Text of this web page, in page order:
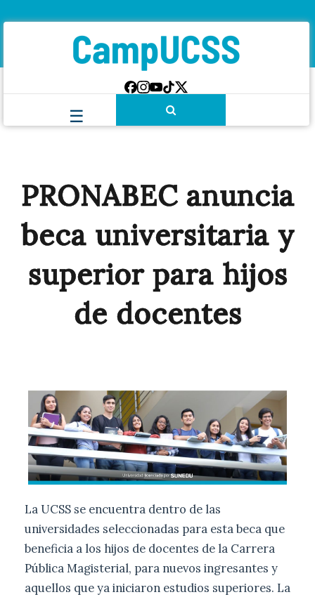
PRONABEC anuncia
beca universitaria y
superior para hijos
de docentes
La UCSS se encuentra dentro de las
universidades seleccionadas para esta beca que
beneficia a los hijos de docentes de la Carrera
Pública Magisterial, para nuevos ingresantes y
aquellos que ya iniciaron estudios superiores. La